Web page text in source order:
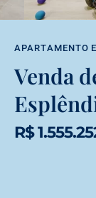
APARTAMENTO
Venda
R$